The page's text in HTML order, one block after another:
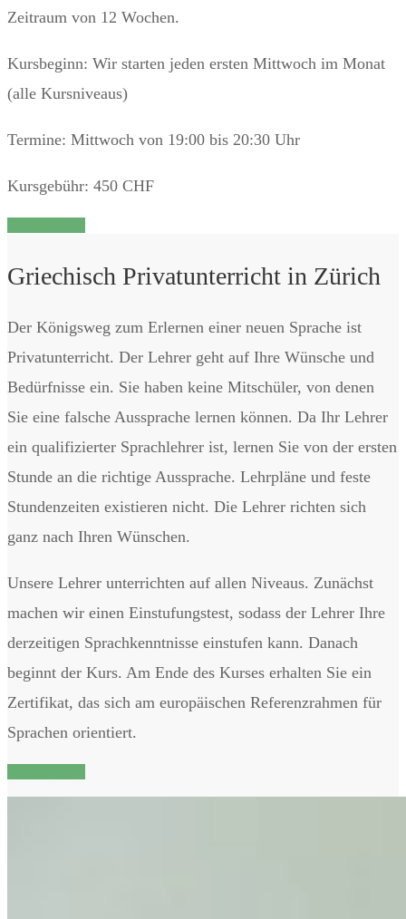
Zeitraum von 12 Wochen.
Kursbeginn: Wir starten jeden ersten Mittwoch im Monat
(alle Kursniveaus)
Termine: Mittwoch von 19:00 bis 20:30 Uhr
Kursgebühr: 450 CHF
Griechisch Privatunterricht in Zürich
Der Königsweg zum Erlernen einer neuen Sprache ist
Privatunterricht. Der Lehrer geht auf Ihre Wünsche und
Bedürfnisse ein. Sie haben keine Mitschüler, von denen
Sie eine falsche Aussprache lernen können. Da Ihr Lehrer
ein qualifizierter Sprachlehrer ist, lernen Sie von der ersten
Stunde an die richtige Aussprache. Lehrpläne und feste
Stundenzeiten existieren nicht. Die Lehrer richten sich
ganz nach Ihren Wünschen.
Unsere Lehrer unterrichten auf allen Niveaus. Zunächst
machen wir einen Einstufungstest, sodass der Lehrer Ihre
derzeitigen Sprachkenntnisse einstufen kann. Danach
beginnt der Kurs. Am Ende des Kurses erhalten Sie ein
Zertifikat, das sich am europäischen Referenzrahmen für
Sprachen orientiert.